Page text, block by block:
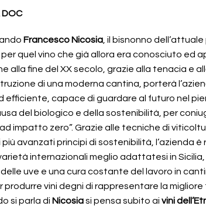
DOC
Francesco Nicosia , il bisnonno
per quel vino che già allora era conosciuto
alla fine del XX secolo, grazie alla tenacia e
di una moderna cantina, porterà
efficiente, capace di guardare al futuro nel
del biologico e della sostenibilità, per
impatto zero”. Grazie alle tecniche di
avanzati principi di sostenibilità, l’azienda
internazionali meglio adattatesi in
uve e una cura costante del lavoro in
produrre vini degni di rappresentare la
si parla di Nicosiasi pensa subito ai vini